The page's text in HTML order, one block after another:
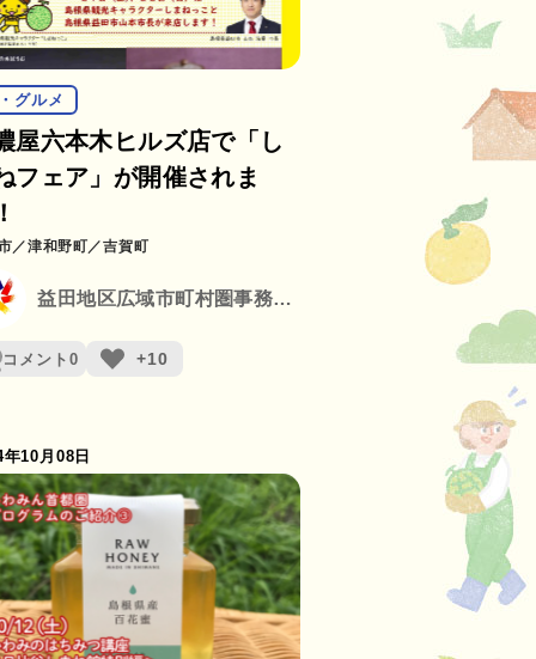
グルメ
屋六本木ヒルズ店で「し
フェア」が開催されま
津和野町 吉賀町
益田地区広域市町村圏事務組合
コメント 0 +10
10月08日